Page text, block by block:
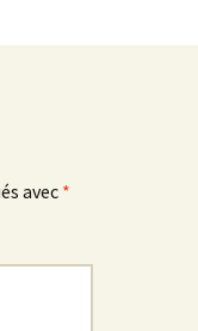
avec *